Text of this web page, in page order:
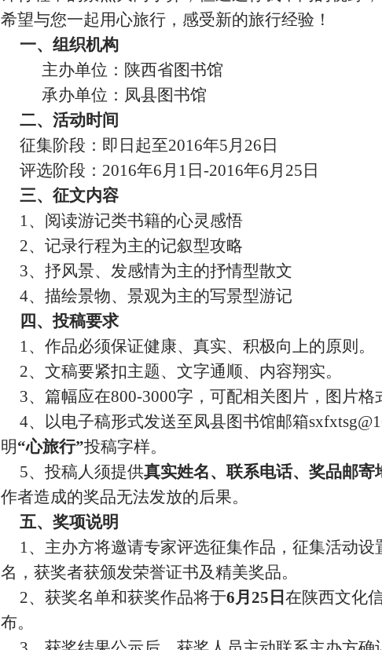
希望与您一起用心旅行，感受新的旅行经验！
一、 组织机构
主办单位：陕西省图书馆
承办单位：凤县图书馆
二、活动时间
征集阶段：即日起至2016年5月 26 日
评选阶段： 2016年6月 1 日 -2016年6月25 日
三、征文内容
1、阅读游记类书籍的心灵感悟
2、记录行程为主的记叙型攻略
3、抒风景、发感情为主的抒情型散文
4、描绘景物、景观为主的写景型游记
四、投稿要求
1、作品必须保证健康、真实、积极向上的原则。
2、文稿要紧扣主题、文字通顺、内容翔实。
3、篇幅应在800-3000字，可配相关图片，图片格
4、以电子稿形式发送至凤县图书馆邮箱
明“心旅行”投稿字样。
5、投稿人须提供真实姓名、联系电话、奖品邮寄
作者造成的奖品无法发放的后果。
五、 奖项说明
1、主办方将邀请专家评选征集作品，征集活动
名，获奖者获颁发荣誉证书及精美奖品。
2、获奖名单和获奖作品将于6月 25 日 在陕西文化
布。